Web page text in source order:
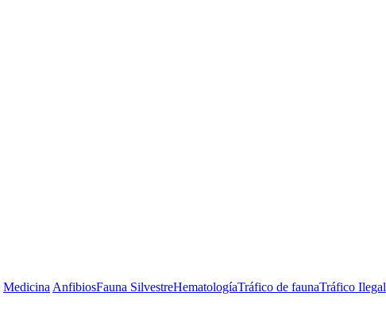
Medicina AnfibiosFauna SilvestreHematologíaTráfico de faunaTráfico Ilegal